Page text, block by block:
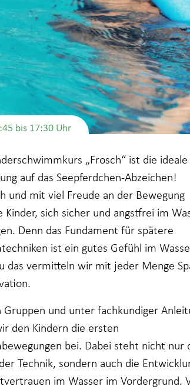
bis 17:30
„Frosch“ ist die ideale
auf das Seepferdchen-Abzeichen!
und mit viel Freude an der Bewegung
Kinder, sich sicher und angstfrei im
Denn das Fundament für spätere
ist ein gutes Gefühl im
das vermitteln wir mit jeder Menge
Gruppen und unter fachkundiger
den Kindern die ersten
bei. Dabei steht nicht nur
Technik, sondern auch die
im Wasser im Vordergrund.